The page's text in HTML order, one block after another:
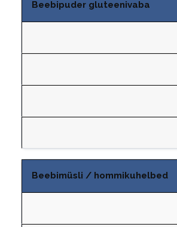
Beebipuder gluteenivaba
Beebimüsli / hommikuhelbed